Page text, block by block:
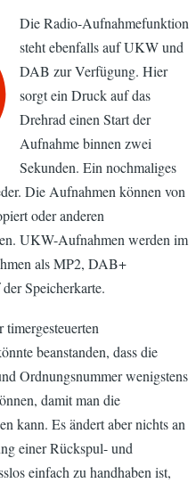
Die Radio-Aufnahmefunktion
steht ebenfalls auf UKW und
DAB zur Verfügung. Hier
sorgt ein Druck auf das
Drehrad einen Start der
Aufnahme binnen zwei
Sekunden. Ein nochmaliges
Die Aufnahmen können von
oder anderen
UKW-Aufnahmen werden im
als MP2, DAB+
Speicherkarte.
beanstanden, dass die
Ordnungsnummer wenigstens
damit man die
kann. Es ändert aber nichts an
einer Rückspul- und
einfach zu handhaben ist,